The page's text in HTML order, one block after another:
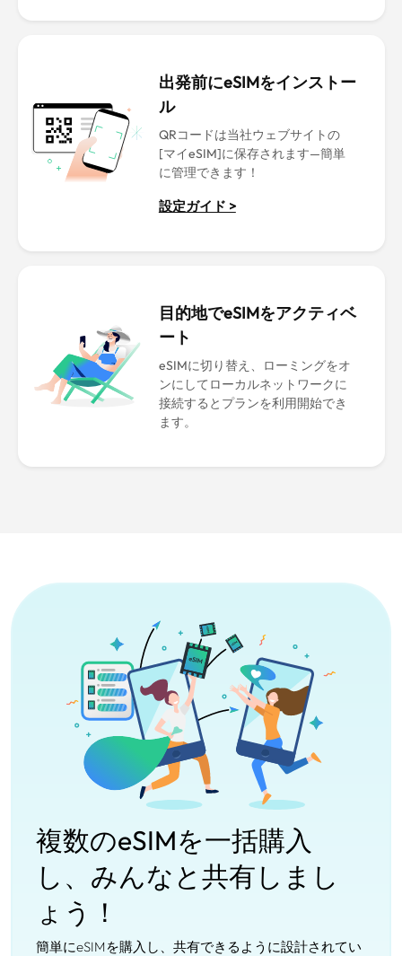
出発前にeSIMをインストー
ル
QRコードは当社ウェブサイトの
[マイeSIM]に保存されます—簡単
に管理できます！
設定ガイド >
目的地でeSIMをアクティベ
ート
eSIMに切り替え、ローミングをオ
ンにしてローカルネットワークに
接続するとプランを利用開始でき
ます。
複数のeSIMを一括購入
し、みんなと共有しまし
ょう！
簡単にeSIMを購入し、共有できるように設計されてい